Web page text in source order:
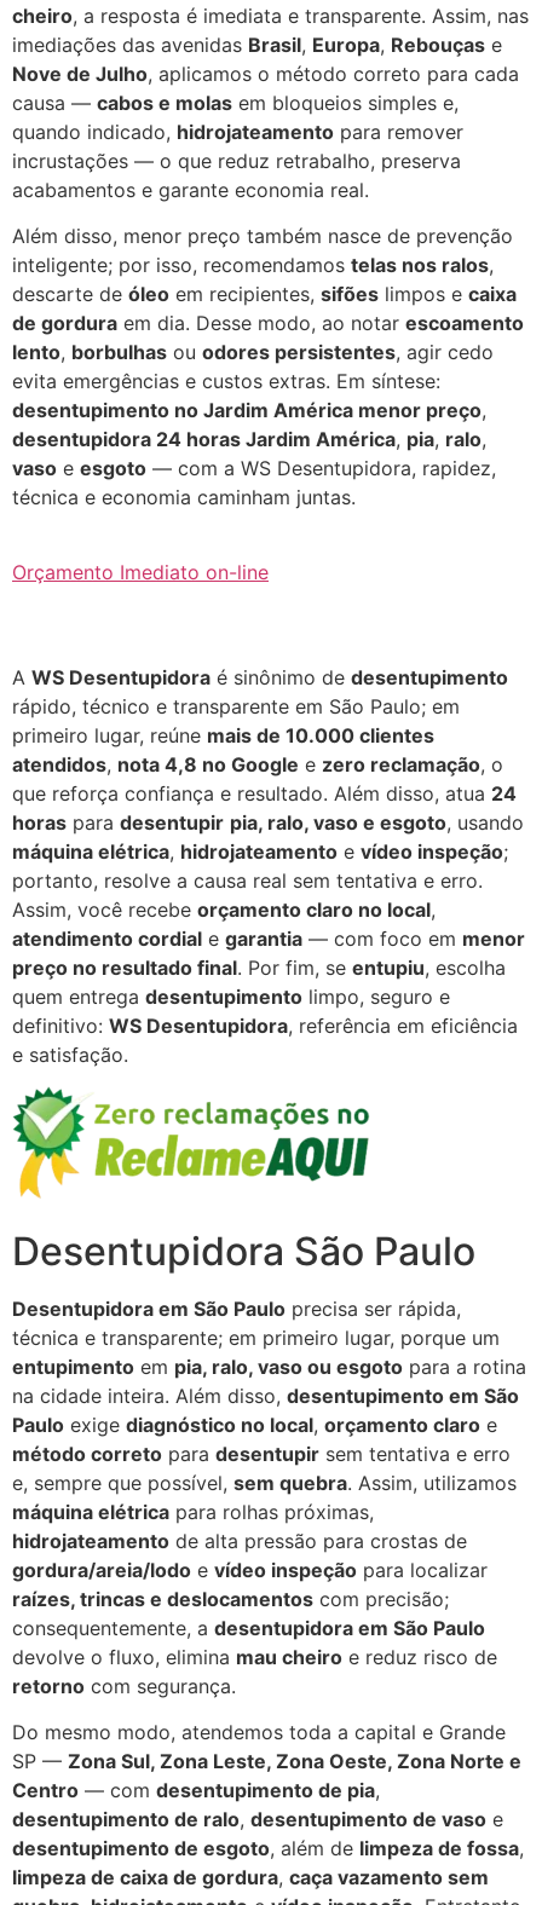
cheiro, a resposta é imediata e transparente. Assim, nas
imediações das avenidas Brasil, Europa, Rebouças e
Nove de Julho, aplicamos o método correto para cada
causa — cabos e molas em bloqueios simples e,
quando indicado, hidrojateamento para remover
incrustações — o que reduz retrabalho, preserva
acabamentos e garante economia real.
Além disso, menor preço também nasce de prevenção
inteligente; por isso, recomendamos telas nos ralos,
descarte de óleo em recipientes, sifões limpos e caixa
de gordura em dia. Desse modo, ao notar escoamento
lento, borbulhas ou odores persistentes, agir cedo
evita emergências e custos extras. Em síntese:
desentupimento no Jardim América menor preço,
desentupidora 24 horas Jardim América, pia, ralo,
vaso e esgoto — com a WS Desentupidora, rapidez,
técnica e economia caminham juntas.
Orçamento Imediato on-line
A WS Desentupidora é sinônimo de desentupimento
rápido, técnico e transparente em São Paulo; em
primeiro lugar, reúne mais de 10.000 clientes
atendidos, nota 4,8 no Google e zero reclamação, o
que reforça confiança e resultado. Além disso, atua 24
horas para desentupir pia, ralo, vaso e esgoto, usando
máquina elétrica, hidrojateamento e vídeo inspeção;
portanto, resolve a causa real sem tentativa e erro.
Assim, você recebe orçamento claro no local,
atendimento cordial e garantia — com foco em menor
preço no resultado final. Por fim, se entupiu, escolha
quem entrega desentupimento limpo, seguro e
definitivo: WS Desentupidora, referência em eficiência
e satisfação.
Desentupidora São Paulo
Desentupidora em São Paulo precisa ser rápida,
técnica e transparente; em primeiro lugar, porque um
entupimento em pia, ralo, vaso ou esgoto para a rotina
na cidade inteira. Além disso, desentupimento em São
Paulo exige diagnóstico no local, orçamento claro e
método correto para desentupir sem tentativa e erro
e, sempre que possível, sem quebra. Assim, utilizamos
máquina elétrica para rolhas próximas,
hidrojateamento de alta pressão para crostas de
gordura/areia/lodo e vídeo inspeção para localizar
raízes, trincas e deslocamentos com precisão;
consequentemente, a desentupidora em São Paulo
devolve o fluxo, elimina mau cheiro e reduz risco de
retorno com segurança.
Do mesmo modo, atendemos toda a capital e Grande
SP — Zona Sul, Zona Leste, Zona Oeste, Zona Norte e
Centro — com desentupimento de pia,
desentupimento de ralo, desentupimento de vaso e
desentupimento de esgoto, além de limpeza de fossa,
limpeza de caixa de gordura, caça vazamento sem